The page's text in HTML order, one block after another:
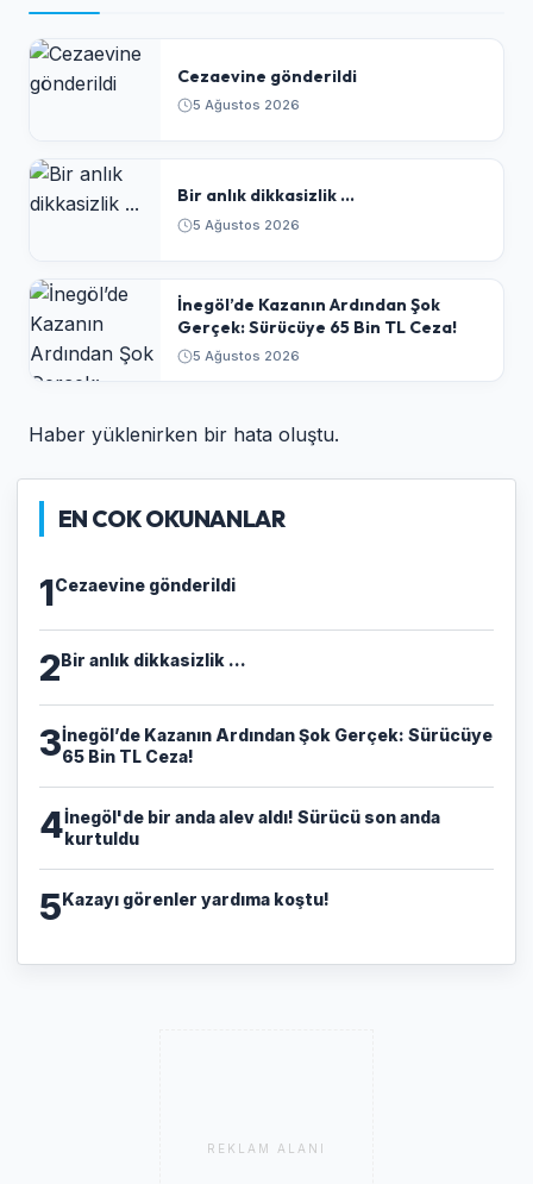
Cezaevine gönderildi
5 Ağustos 2026
Bir anlık dikkasizlik ...
5 Ağustos 2026
​İnegöl’de Kazanın Ardından Şok
Gerçek: Sürücüye 65 Bin TL Ceza!
5 Ağustos 2026
Haber yüklenirken bir hata oluştu.
EN COK OKUNANLAR
1Cezaevine gönderildi
2Bir anlık dikkasizlik ...
3​İnegöl’de Kazanın Ardından Şok Gerçek: Sürücüye
65 Bin TL Ceza!
4İnegöl'de bir anda alev aldı! Sürücü son anda
kurtuldu
5Kazayı görenler yardıma koştu!
REKLAM ALANI